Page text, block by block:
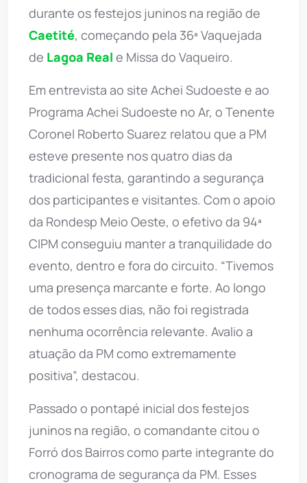
durante os festejos juninos na região de
Caetité, começando pela 36ª Vaquejada
de Lagoa Real e Missa do Vaqueiro.
Em entrevista ao site Achei Sudoeste e ao
Programa Achei Sudoeste no Ar, o Tenente
Coronel Roberto Suarez relatou que a PM
esteve presente nos quatro dias da
tradicional festa, garantindo a segurança
dos participantes e visitantes. Com o apoio
da Rondesp Meio Oeste, o efetivo da 94ª
CIPM conseguiu manter a tranquilidade do
evento, dentro e fora do circuito. “Tivemos
uma presença marcante e forte. Ao longo
de todos esses dias, não foi registrada
nenhuma ocorrência relevante. Avalio a
atuação da PM como extremamente
positiva”, destacou.
Passado o pontapé inicial dos festejos
juninos na região, o comandante citou o
Forró dos Bairros como parte integrante do
cronograma de segurança da PM. Esses